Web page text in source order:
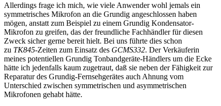
Allerdings frage ich mich, wie viele Anwender wohl jemals ein
symmetrisches Mikrofon an die Grundig angeschlossen haben
mögen, anstatt zum Beispiel zu einem Grundig Kondensator-
Mikrofon zu greifen, das der freundliche Fachhändler für diesen
Zweck sicher gerne bereit hielt. Bei uns führte dies schon
zu TK845-Zeiten zum Einsatz des GCMS332. Der Verkäuferin
meines potentiellen Grundig Tonbandgeräte-Händlers um die Ecke
hätte ich jedenfalls kaum zugetraut, daß sie neben der Fähigkeit zur
Reparatur des Grundig-Fernsehgerätes auch Ahnung vom
Unterschied zwischen symmetrischen und asymmetrischen
Mikrofonen gehabt hätte.